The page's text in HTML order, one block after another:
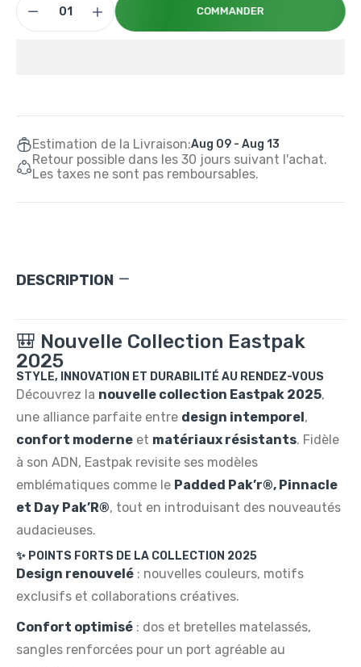
COMMANDER
Estimation de la Livraison:Aug 09 - Aug 13
Retour possible dans les 30 jours suivant l'achat.
Les taxes ne sont pas remboursables.
DESCRIPTION
🎒 Nouvelle Collection Eastpak
2025
STYLE, INNOVATION ET DURABILITÉ AU RENDEZ-VOUS
Découvrez la nouvelle collection Eastpak 2025,
une alliance parfaite entre design intemporel,
confort moderne et matériaux résistants. Fidèle
à son ADN, Eastpak revisite ses modèles
emblématiques comme le Padded Pak’r®, Pinnacle
et Day Pak’R®, tout en introduisant des nouveautés
audacieuses.
✨ POINTS FORTS DE LA COLLECTION 2025
Design renouvelé : nouvelles couleurs, motifs
exclusifs et collaborations créatives.
Confort optimisé : dos et bretelles matelassés,
sangles renforcées pour un port agréable au